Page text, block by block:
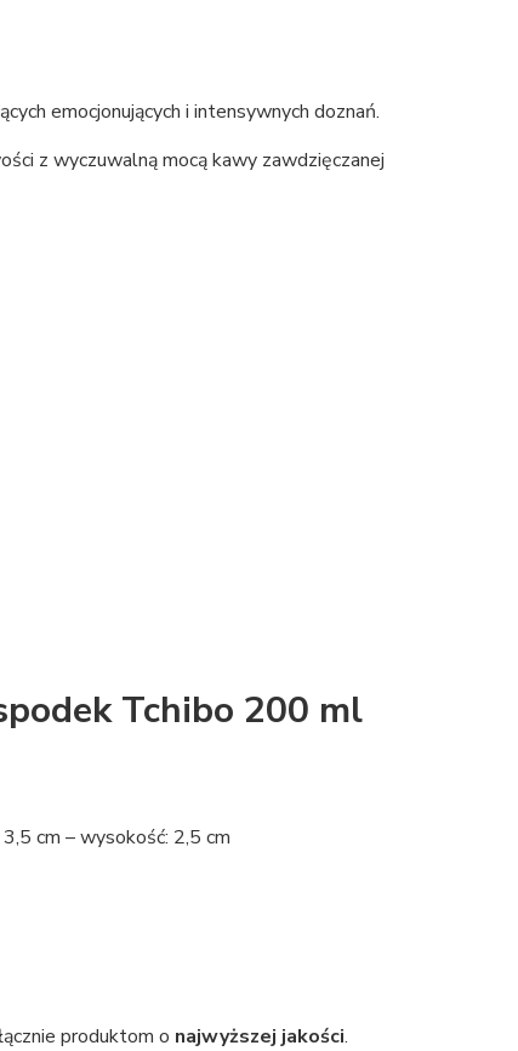
emocjonujących i intensywnych doznań.
z wyczuwalną mocą kawy zawdzięczanej
Tchibo 200 ml
cm – wysokość: 2,5 cm
produktom o najwyższej jakości.